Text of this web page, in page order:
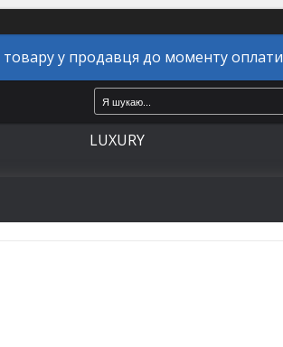
у продавця до моменту оплати
LUXURY